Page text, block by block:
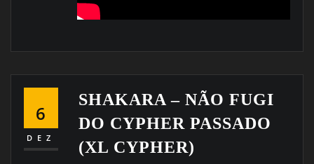
6
DEZ
SHAKARA – NÃO FUGI
DO CYPHER PASSADO
(XL CYPHER)